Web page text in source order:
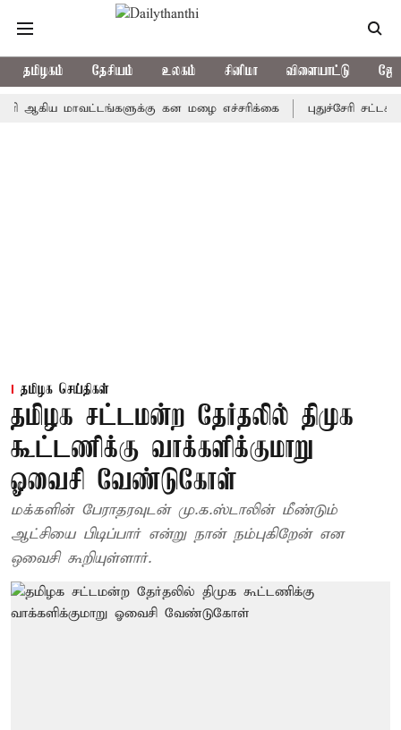
தமிழகம் தேசியம் உலகம் சினிமா விளையாட்டு
மாவட்டங்களுக்கு கன மழை எச்சரிக்கை புதுச்சேரி
தமிழக செய்திகள்
தமிழக சட்டமன்ற தேர்தலில் திமுக
கூட்டணிக்கு வாக்களிக்குமாறு
ஓவைசி வேண்டுகோள்
மக்களின் பேராதரவுடன் மு.க.ஸ்டாலின் மீண்டும்
ஆட்சியை பிடிப்பார் என்று நான் நம்புகிறேன் என
ஒவைசி கூறியுள்ளார்.